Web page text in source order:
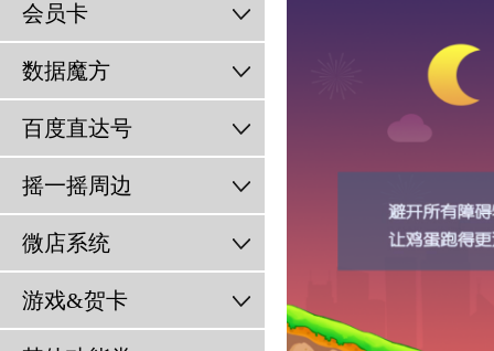
会员卡
数据魔方
百度直达号
摇一摇周边
微店系统
游戏&贺卡